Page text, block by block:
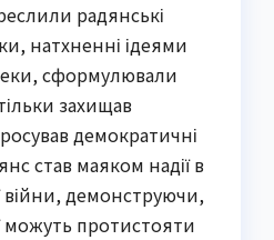
радянські
натхненні ідеями
сформулювали
захищав
демократичні
став маяком надії в
війни, демонструючи,
можуть протистояти